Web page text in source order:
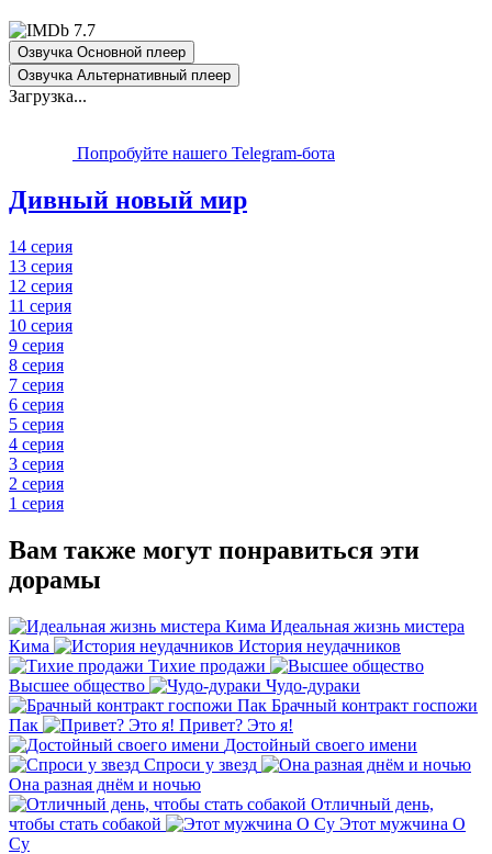
7.7
Озвучка Основной плеер
Озвучка Альтернативный плеер
Загрузка...
Попробуйте нашего Telegram-бота
Дивный новый мир
14 серия
13 серия
12 серия
11 серия
10 серия
9 серия
8 серия
7 серия
6 серия
5 серия
4 серия
3 серия
2 серия
1 серия
Вам также могут понравиться эти
дорамы
Идеальная жизнь мистера
Кима
История неудачников
Тихие продажи
Высшее общество
Чудо-дураки
Брачный контракт госпожи
Пак
Привет? Это я!
Достойный своего имени
Спроси у звезд
Она разная днём и ночью
Отличный день,
чтобы стать собакой
Этот мужчина О
Су